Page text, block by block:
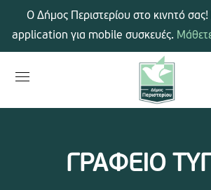
ΓΡΑΦΕΙΟ
Ο Δήμος Περιστερίου στο κινητό
application για mobile συσκευές.